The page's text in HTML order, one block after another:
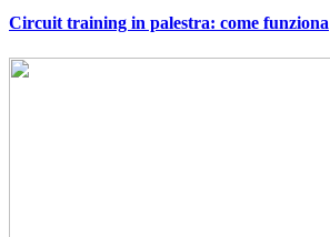
Circuit training in palestra: come funziona